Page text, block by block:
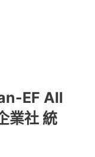
EF All
業社 統